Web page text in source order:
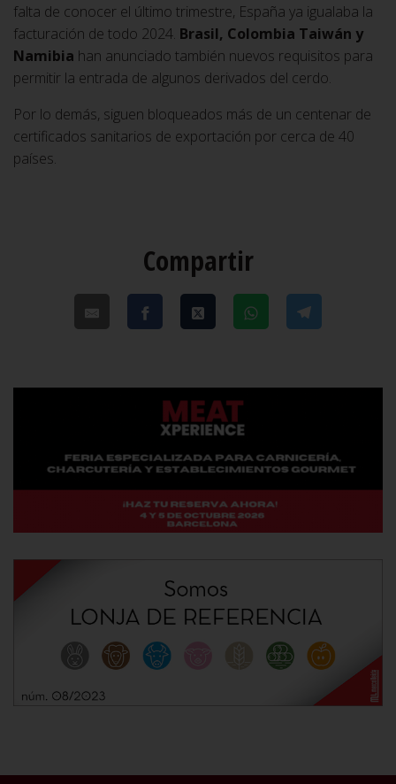
falta de conocer el último trimestre, España ya igualaba la
facturación de todo 2024. Brasil, Colombia Taiwán y
Namibia han anunciado también nuevos requisitos para
permitir la entrada de algunos derivados del cerdo.
Por lo demás, siguen bloqueados más de un centenar de
certificados sanitarios de exportación por cerca de 40
países.
Compartir